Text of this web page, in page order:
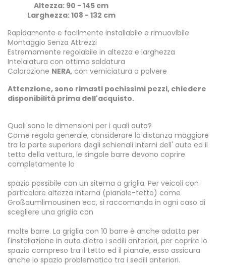
Altezza: 90 - 145 cm
Larghezza: 108 - 132 cm
Rapidamente e facilmente installabile e rimuovibile
Montaggio Senza Attrezzi
Estremamente regolabile in altezza e larghezza
Intelaiatura con ottima saldatura
Colorazione NERA, con verniciatura a polvere
Attenzione, sono rimasti pochissimi pezzi, chiedere
disponibilità prima dell'acquisto.
Quali sono le dimensioni per i quali auto?
Come regola generale, considerare la distanza maggiore
tra la parte superiore degli schienali interni dell' auto ed il
tetto della vettura, le singole barre devono coprire
completamente lo
spazio possibile con un sitema a griglia. Per veicoli con
particolare altezza interna (pianale-tetto) come
Großaumlimousinen ecc, si raccomanda in ogni caso di
scegliere una griglia con
molte barre. La griglia con 10 barre è anche adatta per
l'installazione in auto dietro i sedili anteriori, per coprire lo
spazio compreso tra il tetto ed il pianale, esso assicura
anche lo spazio problematico tra i sedili anteriori.